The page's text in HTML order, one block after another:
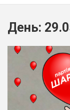
День: